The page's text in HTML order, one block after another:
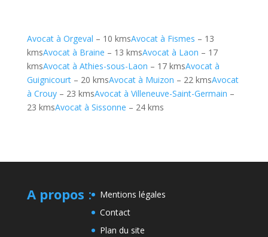
Avocat à Orgeval – 10 kmsAvocat à Fismes – 13
kmsAvocat à Braine – 13 kmsAvocat à Laon – 17
kmsAvocat à Athies-sous-Laon – 17 kmsAvocat à
Guignicourt– 20 kmsAvocat à Muizon – 22 kmsAvocat
à Crouy– 23 kmsAvocat à Villeneuve-Saint-Germain –
23 kmsAvocat à Sissonne – 24 kms
A propos :
Mentions légales
Contact
Plan du site